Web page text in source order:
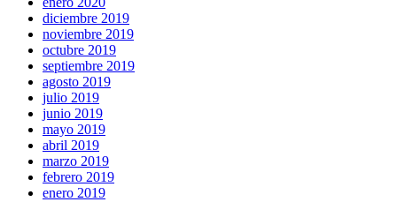
diciembre 2019
noviembre 2019
octubre 2019
septiembre 2019
agosto 2019
julio 2019
junio 2019
mayo 2019
abril 2019
marzo 2019
febrero 2019
enero 2019